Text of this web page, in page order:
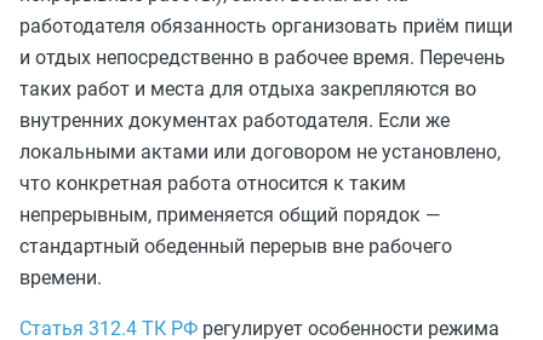
работодателя обязанность организовать приём пищи
и отдых непосредственно в рабочее время. Перечень
таких работ и места для отдыха закрепляются во
внутренних документах работодателя. Если же
локальными актами или договором не установлено,
что конкретная работа относится к таким
непрерывным, применяется общий порядок —
стандартный обеденный перерыв вне рабочего
времени.
Статья 312.4 ТК РФ регулирует особенности режима